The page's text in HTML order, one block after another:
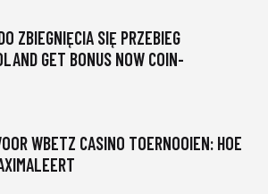
ZBIEGNIĘCIA SIĘ PRZEBIEG
GET BONUS NOW COIN-
WBETZ CASINO TOERNOOIEN: HOE